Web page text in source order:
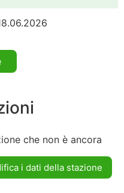
che non è ancora
i dati della stazione